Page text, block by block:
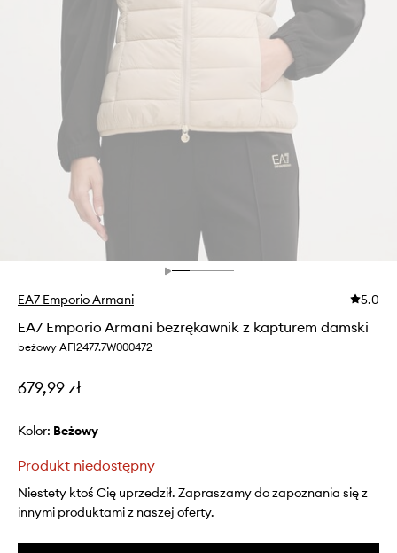
EA7 Emporio Armani 5.0
EA7 Emporio Armani bezrękawnik z kapturem damski
beżowy AF12477.7W000472
679,99 zł
Kolor: beżowy
Produkt niedostępny
Niestety ktoś Cię uprzedził. Zapraszamy do zapoznania się z
innymi produktami z naszej oferty.